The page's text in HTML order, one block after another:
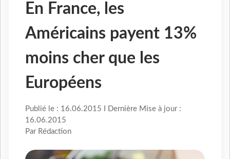
En France, les
Américains payent 13%
moins cher que les
Européens
Publié le : 16.06.2015 I Dernière Mise à jour :
16.06.2015
Par Rédaction